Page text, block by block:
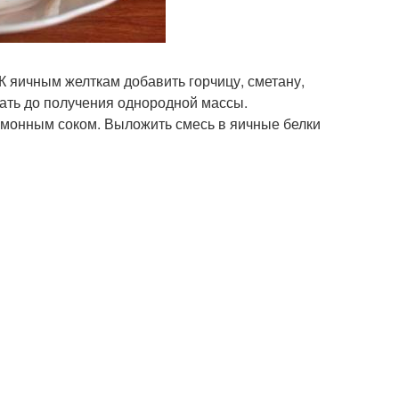
яичным желткам добавить горчицу, сметану,
до получения однородной массы.
соком. Выложить смесь в яичные белки